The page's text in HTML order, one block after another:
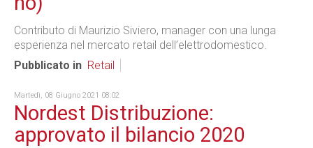
Contributo di Maurizio Siviero, manager con una lunga
esperienza nel mercato retail dell’elettrodomestico.
Pubblicato in Retail
Martedì, 08 Giugno 2021 08:02
Nordest Distribuzione:
approvato il bilancio 2020